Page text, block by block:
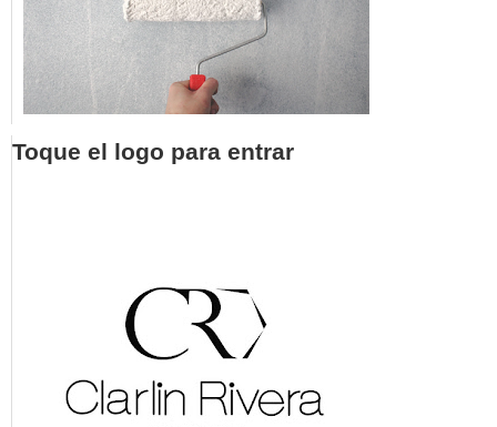
Toque el logo para entrar